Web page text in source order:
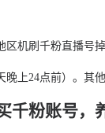
区机刷千粉直播号
上24点前）。其
千粉账号，